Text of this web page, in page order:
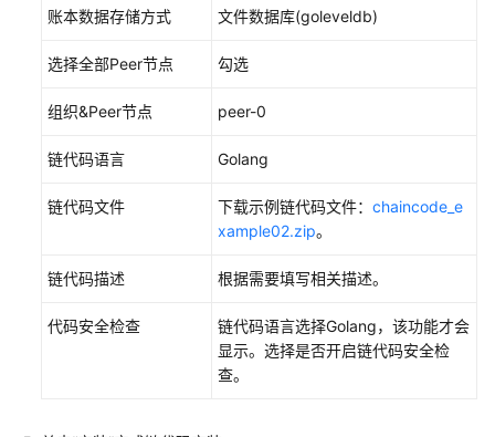
书
资
源
持
域
统
限
账本数据存储方式 文件数据库(goleveldb)
选择全部Peer节点 勾选
组织&Peer节点 peer-0
链代码语言 Golang
链代码文件 下载示例链代码文件： chaincode_e
xample02.zip。
链代码描述 根据需要填写相关描述。
代码安全检查
链代码语言选择Golang，该功能才会
显示。选择是否开启链代码安全检
查。